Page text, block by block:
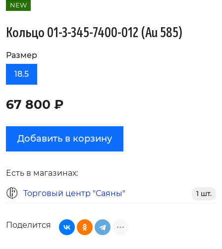
NEW
Кольцо 01-3-345-7400-012 (Au 585)
Размер
18.5
67 800 ₽
Добавить в корзину
Есть в магазинах:
Торговый центр "Саяны" 1 шт.
Поделится